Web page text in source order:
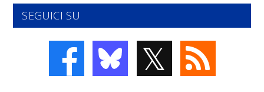
SEGUICI SU
𝕏